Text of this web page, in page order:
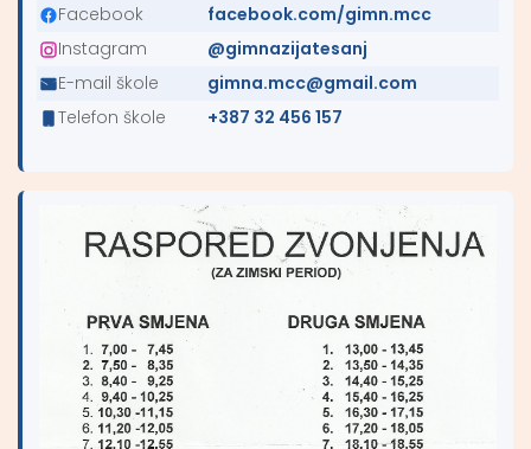
Facebook
facebook.com/gimn.mcc
Instagram
@gimnazijatesanj
E-mail škole
gimna.mcc@gmail.com
Telefon škole
+387 32 456 157